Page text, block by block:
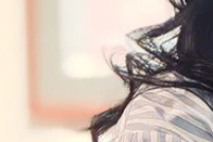
Khu nghỉ dưỡng "kỳ
Đường đi bằng tre,
vùng đất cổ xưa
Cơ quan Thuế thông
nằm trong danh sách
11:09
Thiết kế nhà tối ưu